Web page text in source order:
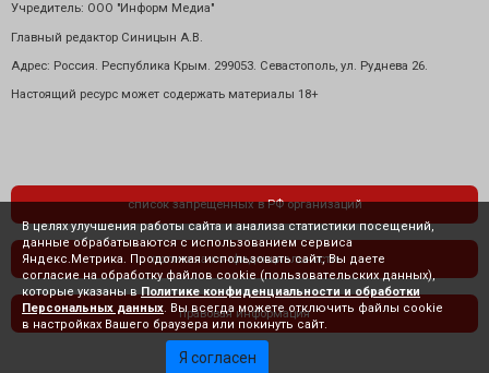
Учредитель: ООО "Информ Медиа"
Главный редактор Синицын А.В.
Адрес: Россия. Республика Крым. 299053. Севастополь, ул. Руднева 26.
Настоящий ресурс может содержать материалы 18+
список запрещенных в РФ организаций
политика конфиденциальности
правовая информация
В целях улучшения работы сайта и анализа статистики посещений,
данные обрабатываются с использованием сервиса
Яндекс.Метрика. Продолжая использовать сайт, Вы даете
согласие на обработку файлов cookie (пользовательских данных),
которые указаны в Политике конфиденциальности и обработки
Персональных данных . Вы всегда можете отключить файлы cookie
в настройках Вашего браузера или покинуть сайт.
Я согласен